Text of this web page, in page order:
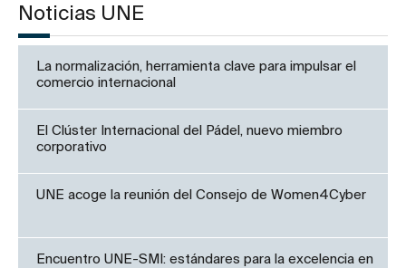
Noticias UNE
La normalización, herramienta clave para impulsar el
comercio internacional
El Clúster Internacional del Pádel, nuevo miembro
corporativo
UNE acoge la reunión del Consejo de Women4Cyber
Encuentro UNE-SMI: estándares para la excelencia en